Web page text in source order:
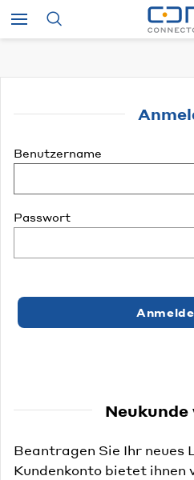
Benutzername
Passwort
Neukunde
Beantragen Sie Ihr neues
Kundenkonto bietet ihnen